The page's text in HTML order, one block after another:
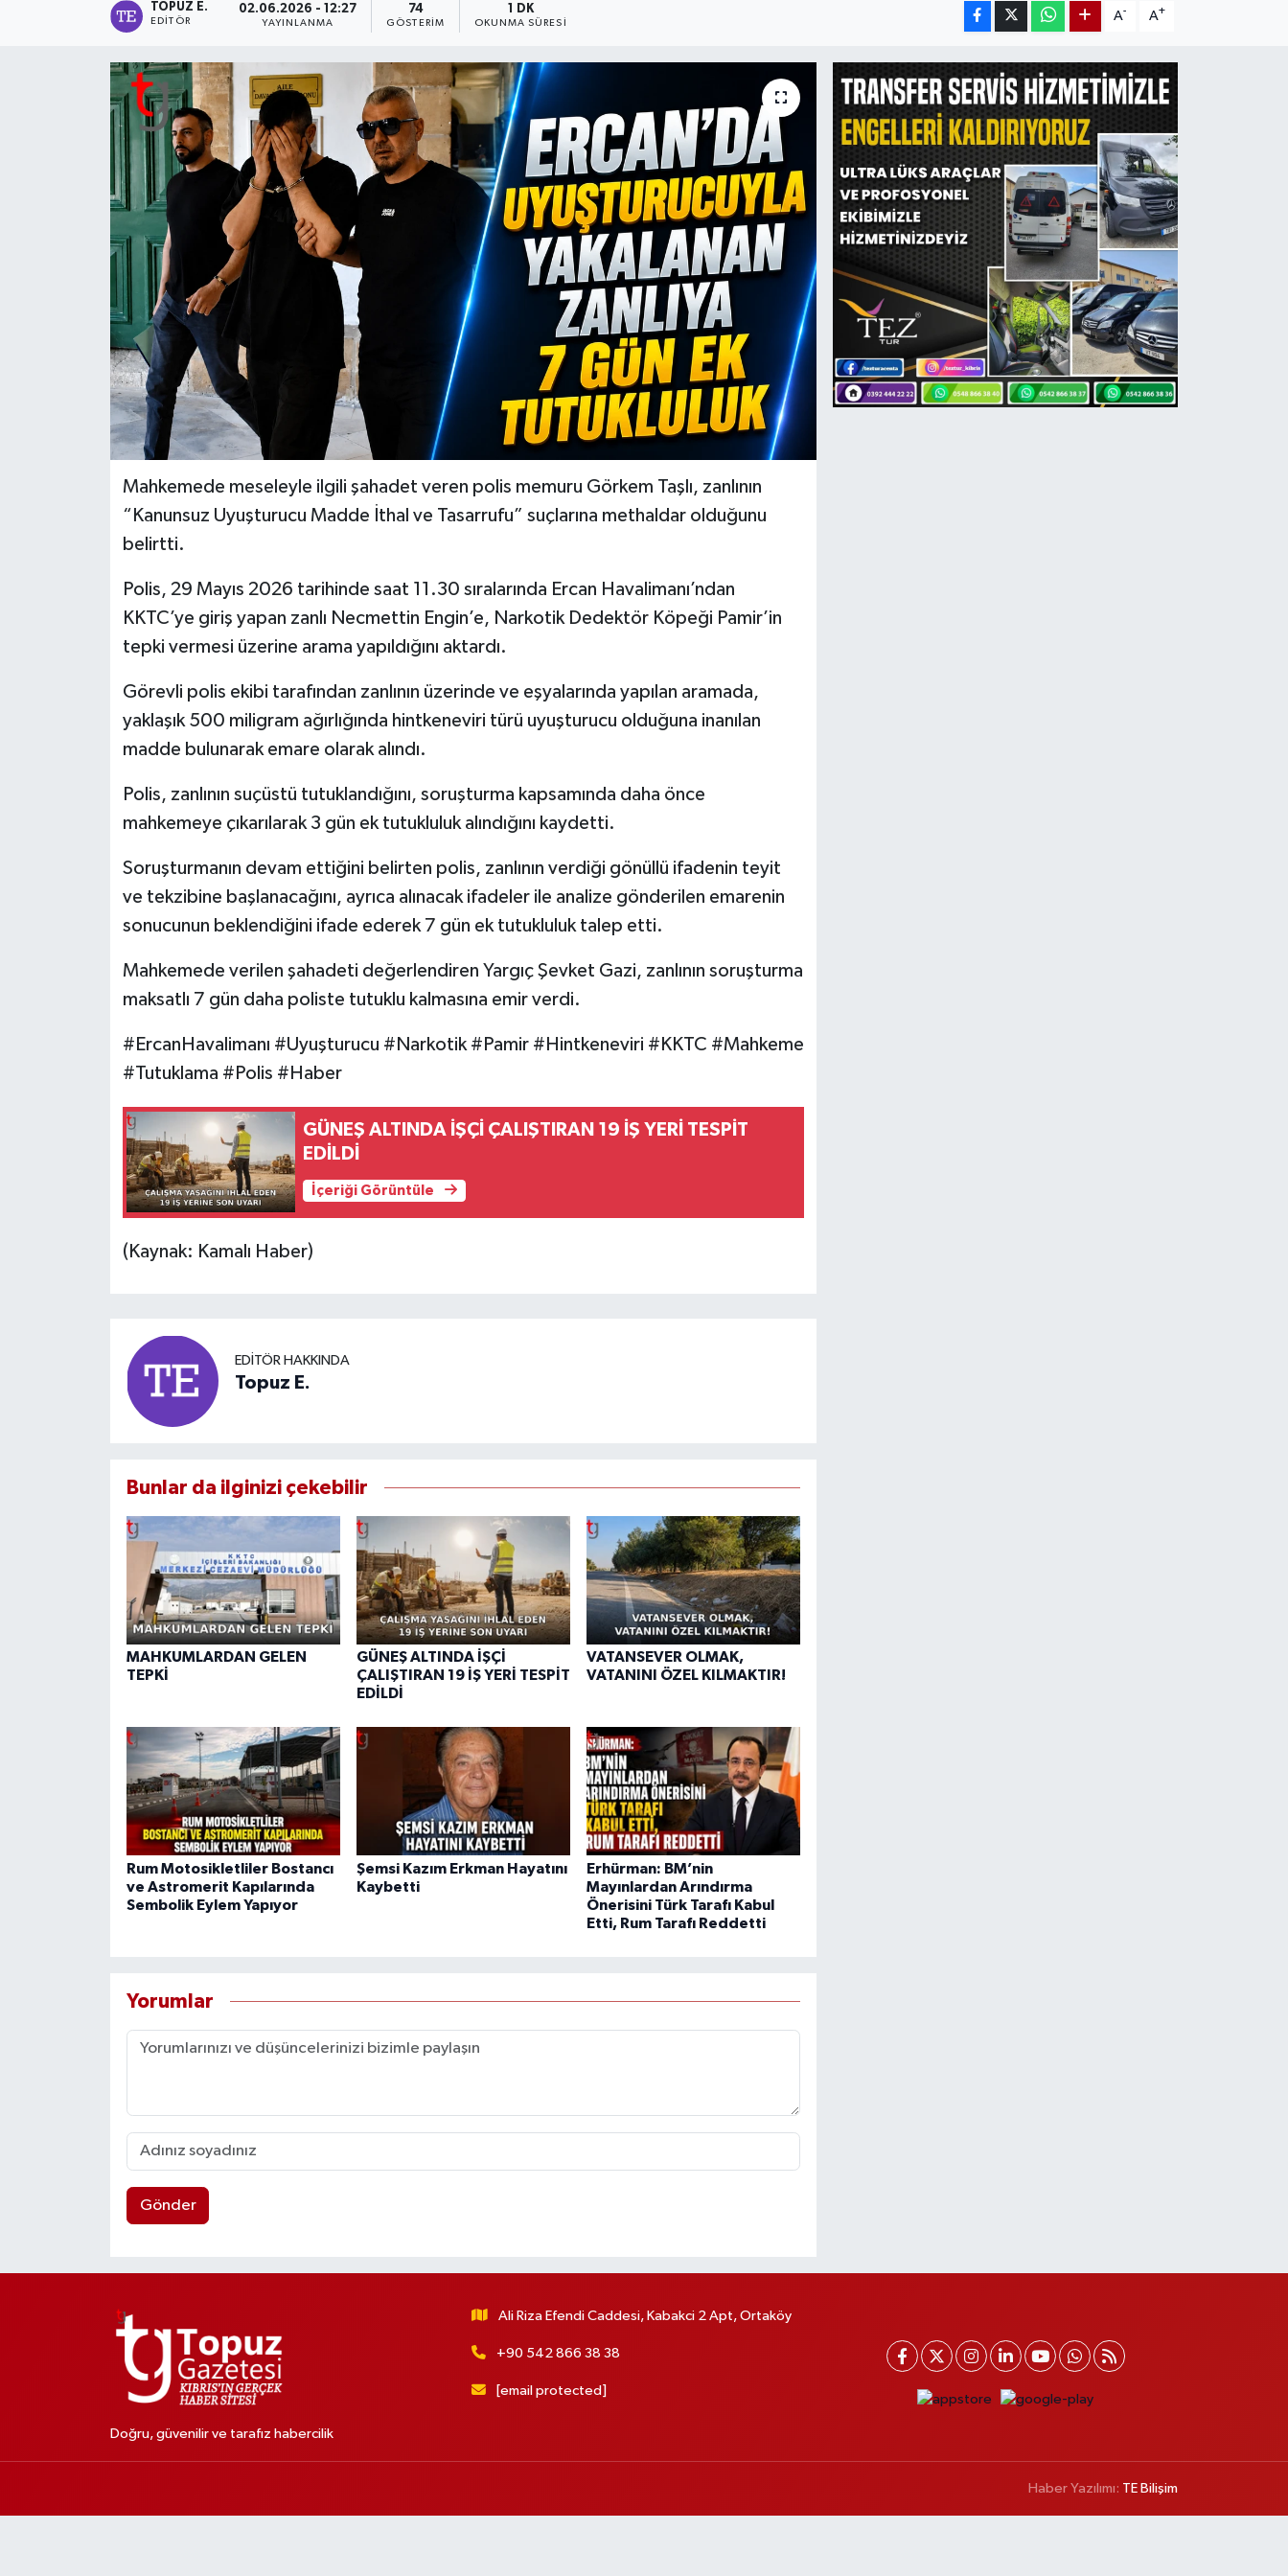
TOPUZ E.
EDITÖR
02.06.2026 - 12:27
YAYINLANMA
74
GÖSTERIM
1 DK
OKUNMA SÜRESI
A- A+
Mahkemede meseleyle ilgili şahadet veren polis memuru Görkem Taşlı, zanlının
“Kanunsuz Uyuşturucu Madde İthal ve Tasarrufu” suçlarına methaldar olduğunu
belirtti.
Polis, 29 Mayıs 2026 tarihinde saat 11.30 sıralarında Ercan Havalimanı’ndan
KKTC’ye giriş yapan zanlı Necmettin Engin’e, Narkotik Dedektör Köpeği Pamir’in
tepki vermesi üzerine arama yapıldığını aktardı.
Görevli polis ekibi tarafından zanlının üzerinde ve eşyalarında yapılan aramada,
yaklaşık 500 miligram ağırlığında hintkeneviri türü uyuşturucu olduğuna inanılan
madde bulunarak emare olarak alındı.
Polis, zanlının suçüstü tutuklandığını, soruşturma kapsamında daha önce
mahkemeye çıkarılarak 3 gün ek tutukluluk alındığını kaydetti.
Soruşturmanın devam ettiğini belirten polis, zanlının verdiği gönüllü ifadenin teyit
ve tekzibine başlanacağını, ayrıca alınacak ifadeler ile analize gönderilen emarenin
sonucunun beklendiğini ifade ederek 7 gün ek tutukluluk talep etti.
Mahkemede verilen şahadeti değerlendiren Yargıç Şevket Gazi, zanlının soruşturma
maksatlı 7 gün daha poliste tutuklu kalmasına emir verdi.
#ErcanHavalimanı #Uyuşturucu #Narkotik #Pamir #Hintkeneviri #KKTC #Mahkeme
#Tutuklama #Polis #Haber
GÜNEŞ ALTINDA İŞÇİ ÇALIŞTIRAN 19 İŞ YERİ TESPİT
EDİLDİ
İçeriği Görüntüle
(Kaynak: Kamalı Haber)
EDITÖR HAKKINDA
Topuz E.
Bunlar da ilginizi çekebilir
MAHKUMLARDAN GELEN
TEPKİ
GÜNEŞ ALTINDA İŞÇİ
ÇALIŞTIRAN 19 İŞ YERİ TESPİT
EDİLDİ
VATANSEVER OLMAK,
VATANINI ÖZEL KILMAKTIR!
Rum Motosikletliler Bostancı
ve Astromerit Kapılarında
Sembolik Eylem Yapıyor
Şemsi Kazım Erkman Hayatını
Kaybetti
Erhürman: BM’nin
Mayınlardan Arındırma
Önerisini Türk Tarafı Kabul
Etti, Rum Tarafı Reddetti
Yorumlar
Gönder
Doğru, güvenilir ve tarafız habercilik
Ali Riza Efendi Caddesi, Kabakci 2 Apt, Ortaköy
+90 542 866 38 38
[email protected]
Haber Yazılımı: TE Bilişim